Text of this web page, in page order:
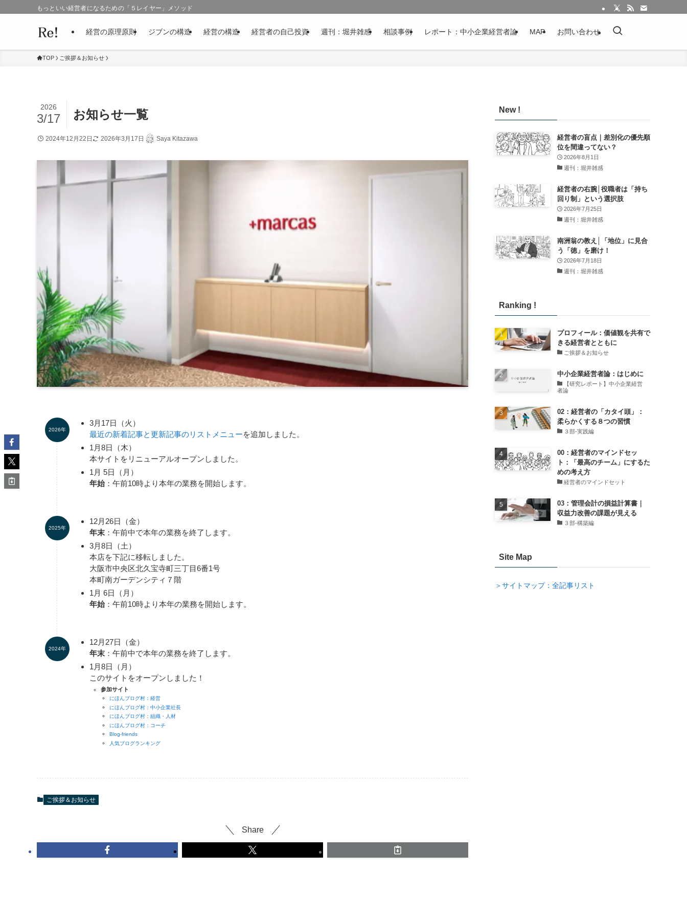
もっといい経営者になるための「５レイヤー」メソッド
経営の原理原則 ジブンの構造 経営の構造 経営者の自己投資 週刊：堀井雑感 相談事例 レポート：中小企業経営者論 MAP お問い合わせ
TOP ご挨拶＆お知らせ
お知らせ一覧
2026
3/17
2024年12月22日 2026年3月17日 Saya Kitazawa
2026年
3月17日（火）
最近の新着記事と更新記事のリストメニューを追加しました。
1月8日（木）
本サイトをリニューアルオープンしました。
1月 5日（月）
年始：午前10時より本年の業務を開始します。
2025年
12月26日（金）
年末：午前中で本年の業務を終了します。
3月8日（土）
本店を下記に移転しました。
大阪市中央区北久宝寺町三丁目6番1号
本町南ガーデンシティ７階
1月 6日（月）
年始：午前10時より本年の業務を開始します。
2024年
12月27日（金）
年末：午前中で本年の業務を終了します。
1月8日（月）
このサイトをオープンしました！
参加サイト
にほんブログ村：経営
にほんブログ村：中小企業社長
にほんブログ村：組織・人材
にほんブログ村：コーチ
Blog-friends
人気ブログランキング
ご挨拶＆お知らせ
Share
New !
経営者の盲点｜差別化の優先順
位を間違ってない？
2026年8月1日
週刊：堀井雑感
経営者の右腕│役職者は「持ち
回り制」という選択肢
2026年7月25日
週刊：堀井雑感
南洲翁の教え│「地位」に見合
う「徳」を磨け！
2026年7月18日
週刊：堀井雑感
Ranking !
プロフィール：価値観を共有で
きる経営者とともに
ご挨拶＆お知らせ
中小企業経営者論：はじめに
【研究レポート】中小企業経営
者論
02：経営者の「カタイ頭」：
柔らかくする８つの習慣
３部-実践編
00：経営者のマインドセッ
ト：「最高のチーム」にするた
めの考え方
経営者のマインドセット
03：管理会計の損益計算書｜
収益力改善の課題が見える
３部-構築編
Site Map
＞サイトマップ：全記事リスト